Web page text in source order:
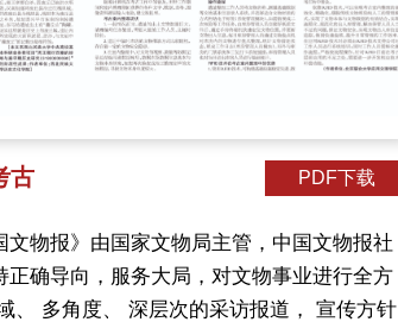
古 PDF下载
物报》由国家文物局主管，中国文物报社
正确导向，服务大局，对文物事业进行全方
、 多角度、 深层次的采访报道， 宣传方针